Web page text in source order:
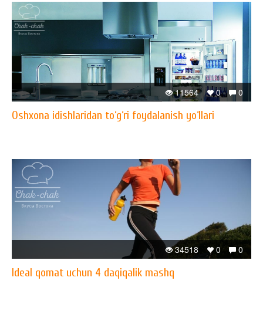
0
0
11564
Oshxona idishlaridan to‘g‘ri foydalanish yo‘llari
0
0
34518
Ideal qomat uchun 4 daqiqalik mashq